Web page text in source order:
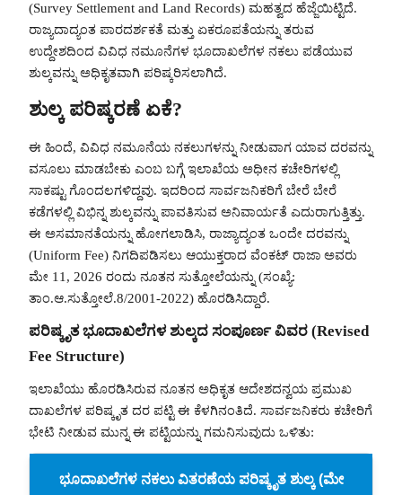
(Survey Settlement and Land Records) ಮಹತ್ವದ ಹೆಜ್ಜೆಯಿಟ್ಟಿದೆ.
ರಾಜ್ಯದಾದ್ಯಂತ ಪಾರದರ್ಶಕತೆ ಮತ್ತು ಏಕರೂಪತೆಯನ್ನು ತರುವ
ಉದ್ದೇಶದಿಂದ ವಿವಿಧ ನಮೂನೆಗಳ ಭೂದಾಖಲೆಗಳ ನಕಲು ಪಡೆಯುವ
ಶುಲ್ಕವನ್ನು ಅಧಿಕೃತವಾಗಿ ಪರಿಷ್ಕರಿಸಲಾಗಿದೆ.
ಶುಲ್ಕ ಪರಿಷ್ಕರಣೆ ಏಕೆ?
ಈ ಹಿಂದೆ, ವಿವಿಧ ನಮೂನೆಯ ನಕಲುಗಳನ್ನು ನೀಡುವಾಗ ಯಾವ ದರವನ್ನು
ವಸೂಲು ಮಾಡಬೇಕು ಎಂಬ ಬಗ್ಗೆ ಇಲಾಖೆಯ ಅಧೀನ ಕಚೇರಿಗಳಲ್ಲಿ
ಸಾಕಷ್ಟು ಗೊಂದಲಗಳಿದ್ದವು. ಇದರಿಂದ ಸಾರ್ವಜನಿಕರಿಗೆ ಬೇರೆ ಬೇರೆ
ಕಡೆಗಳಲ್ಲಿ ವಿಭಿನ್ನ ಶುಲ್ಕವನ್ನು ಪಾವತಿಸುವ ಅನಿವಾರ್ಯತೆ ಎದುರಾಗುತ್ತಿತ್ತು.
ಈ ಅಸಮಾನತೆಯನ್ನು ಹೋಗಲಾಡಿಸಿ, ರಾಜ್ಯಾದ್ಯಂತ ಒಂದೇ ದರವನ್ನು
(Uniform Fee) ನಿಗದಿಪಡಿಸಲು ಆಯುಕ್ತರಾದ ವೆಂಕಟ್ ರಾಜಾ ಅವರು
ಮೇ 11, 2026 ರಂದು ನೂತನ ಸುತ್ತೋಲೆಯನ್ನು (ಸಂಖ್ಯೆ:
ತಾಂ.ಆ.ಸುತ್ತೋಲೆ.8/2001-2022) ಹೊರಡಿಸಿದ್ದಾರೆ.
ಪರಿಷ್ಕೃತ ಭೂದಾಖಲೆಗಳ ಶುಲ್ಕದ ಸಂಪೂರ್ಣ ವಿವರ (Revised
Fee Structure)
ಇಲಾಖೆಯು ಹೊರಡಿಸಿರುವ ನೂತನ ಅಧಿಕೃತ ಆದೇಶದನ್ವಯ ಪ್ರಮುಖ
ದಾಖಲೆಗಳ ಪರಿಷ್ಕೃತ ದರ ಪಟ್ಟಿ ಈ ಕೆಳಗಿನಂತಿದೆ. ಸಾರ್ವಜನಿಕರು ಕಚೇರಿಗೆ
ಭೇಟಿ ನೀಡುವ ಮುನ್ನ ಈ ಪಟ್ಟಿಯನ್ನು ಗಮನಿಸುವುದು ಒಳಿತು:
ಭೂದಾಖಲೆಗಳ ನಕಲು ವಿತರಣೆಯ ಪರಿಷ್ಕೃತ ಶುಲ್ಕ (ಮೇ